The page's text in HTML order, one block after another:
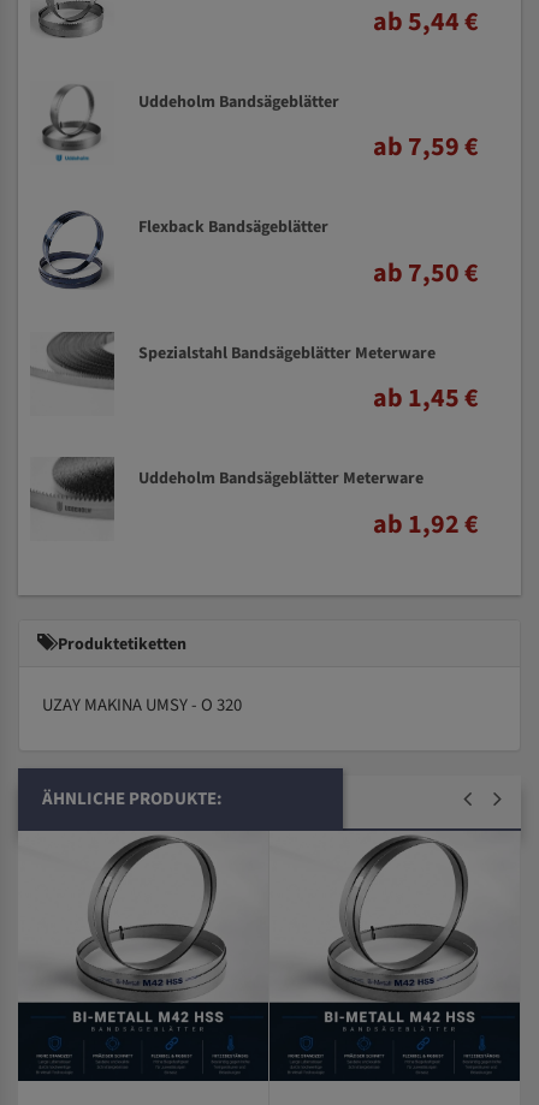
ab 5,44 €
Uddeholm Bandsägeblätter
ab 7,59 €
Flexback Bandsägeblätter
ab 7,50 €
Spezialstahl Bandsägeblätter Meterware
ab 1,45 €
Uddeholm Bandsägeblätter Meterware
ab 1,92 €
Produktetiketten
UZAY MAKINA UMSY - O 320
ÄHNLICHE PRODUKTE: